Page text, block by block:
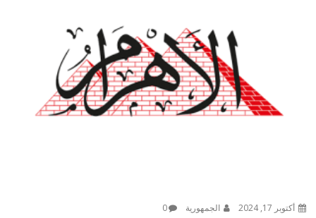
أكتوبر 17, 2024 الجمهورية 0